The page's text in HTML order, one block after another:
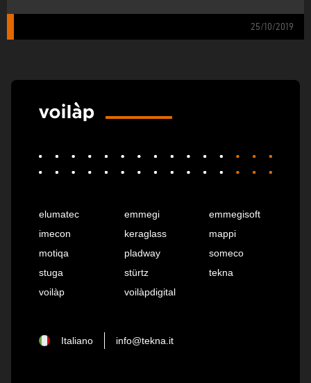
25/10/2019
elumatec emmegi
emmegisoft
imecon
keraglass
mappi
motiqa
pladway
someco
stuga
stürtz
tekna
voilàp
voilàpdigital
Italiano info@tekna.it